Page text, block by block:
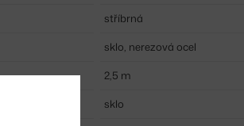
stříbrná
sklo, nerezová ocel
2,5 m
sklo